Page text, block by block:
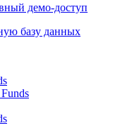
демо-доступ
базу данных